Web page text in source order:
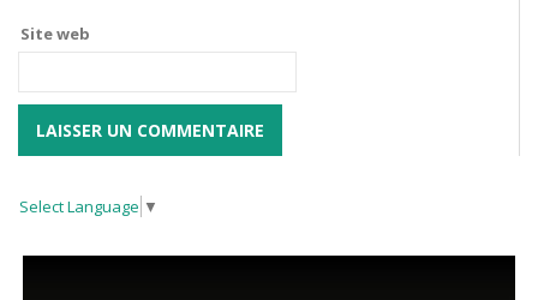
Site web
Select Language ▼